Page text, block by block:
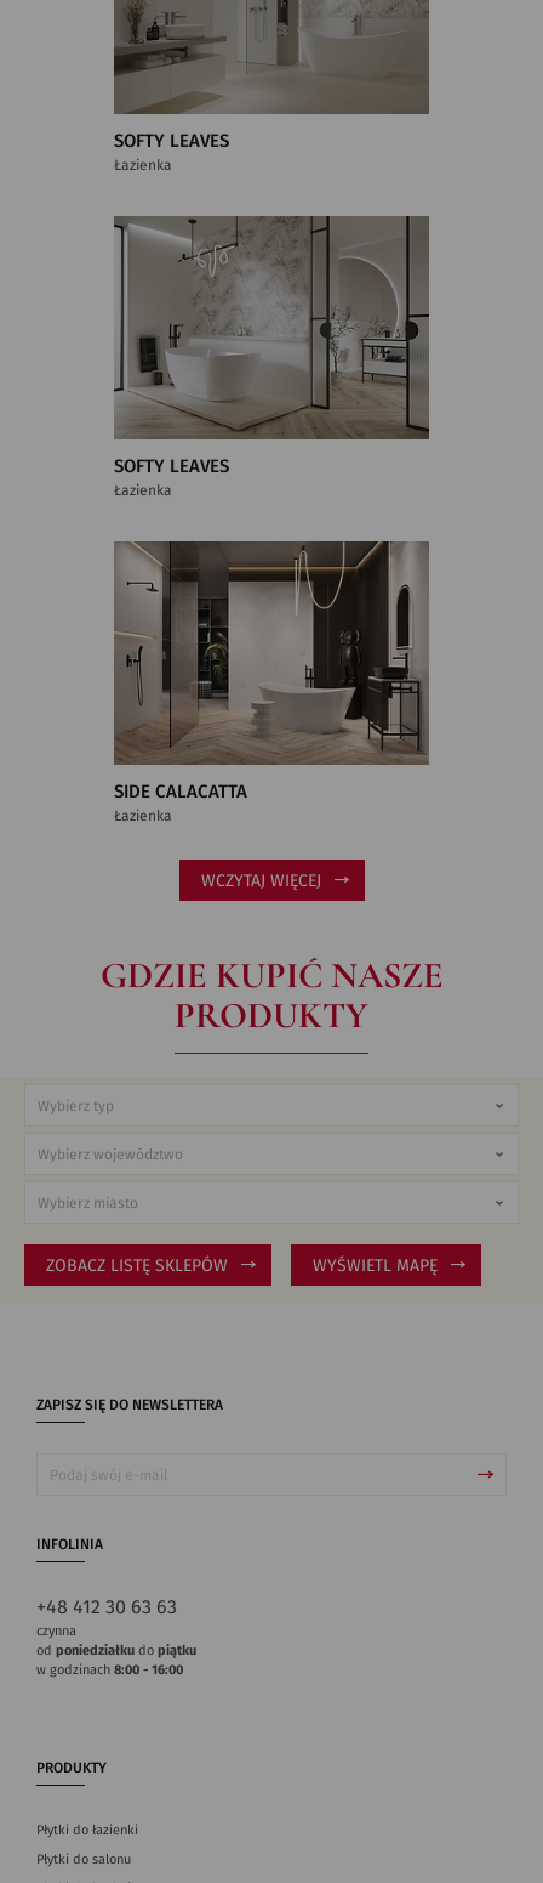
SOFTY LEAVES
Łazienka
SOFTY LEAVES
Łazienka
SIDE CALACATTA
Łazienka
WCZYTAJ WIĘCEJ
GDZIE KUPIĆ NASZE
PRODUKTY
ZOBACZ LISTĘ SKLEPÓW WYŚWIETL MAPĘ
ZAPISZ SIĘ DO NEWSLETTERA
INFOLINIA
+48 412 30 63 63
czynna
od poniedziałku do piątku
w godzinach 8:00 - 16:00
PRODUKTY
Płytki do łazienki
Płytki do salonu